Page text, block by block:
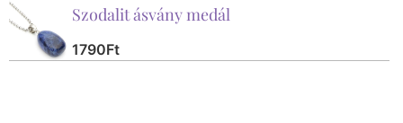
Szodalit ásvány medál
1790Ft